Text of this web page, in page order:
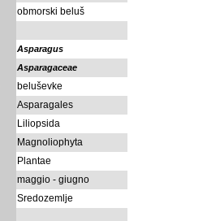
obmorski beluš
Asparagus
Asparagaceae
beluševke
Asparagales
Liliopsida
Magnoliophyta
Plantae
maggio - giugno
Sredozemlje